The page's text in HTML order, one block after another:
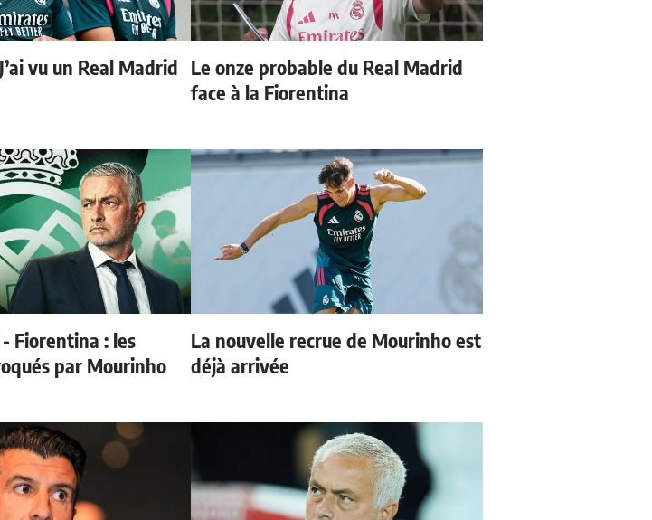
vu un Real Madrid Le onze probable du Real Madrid
face à la Fiorentina
Fiorentina : les
par Mourinho
La nouvelle recrue de Mourinho est
déjà arrivée